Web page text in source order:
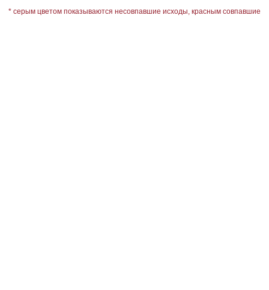
* серым цветом показываются несовпавшие исходы, красным совпавшие